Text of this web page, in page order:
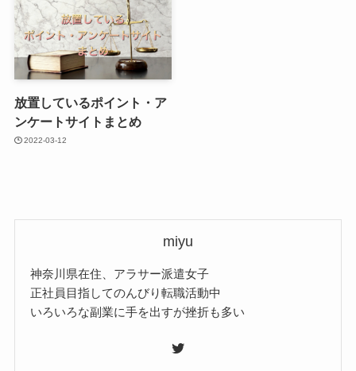
放置しているポイント・ア
ンケートサイトまとめ
2022-03-12
miyu
神奈川県在住、アラサー派遣女子
正社員目指してのんびり転職活動中
いろいろな副業に手を出すが挫折も多い